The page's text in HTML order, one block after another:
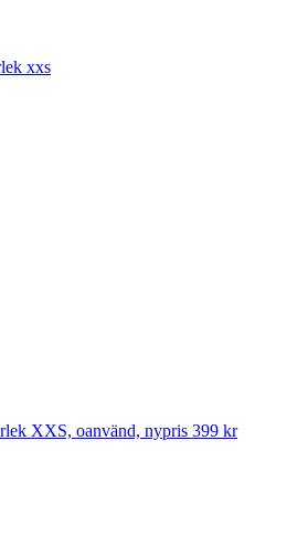
xxs
XXS, oanvänd, nypris 399 kr